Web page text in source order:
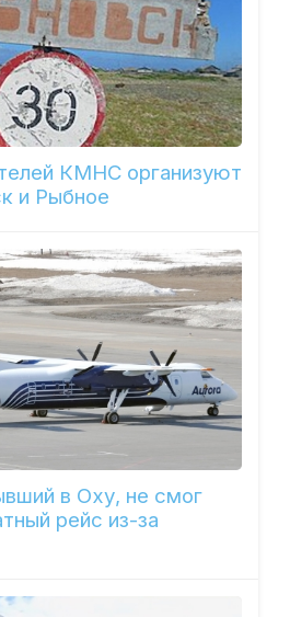
КМНС организуют
и Рыбное
в Оху, не смог
рейс из-за